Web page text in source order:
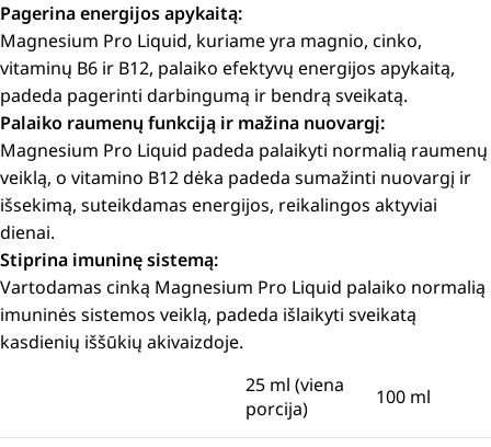
Pagerina energijos apykaitą:
Magnesium Pro Liquid, kuriame yra magnio, cinko,
vitaminų B6 ir B12, palaiko efektyvų energijos apykaitą,
padeda pagerinti darbingumą ir bendrą sveikatą.
Palaiko raumenų funkciją ir mažina nuovargį:
Magnesium Pro Liquid padeda palaikyti normalią raumenų
veiklą, o vitamino B12 dėka padeda sumažinti nuovargį ir
išsekimą, suteikdamas energijos, reikalingos aktyviai
dienai.
Stiprina imuninę sistemą:
Vartodamas cinką Magnesium Pro Liquid palaiko normalią
imuninės sistemos veiklą, padeda išlaikyti sveikatą
kasdienių iššūkių akivaizdoje.
25 ml (viena
porcija)
100 ml